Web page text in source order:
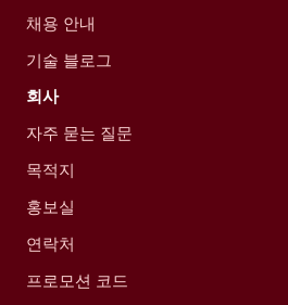
채용 안내
기술 블로그
회사
자주 묻는 질문
목적지
홍보실
연락처
프로모션 코드